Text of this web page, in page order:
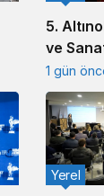
5.
ve
Başladı
1 gün
Yerel